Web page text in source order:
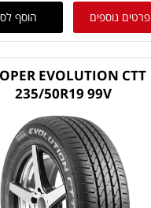
פרטים נוספים הוסף
EVOLUTION CTT
235/50R19 99V